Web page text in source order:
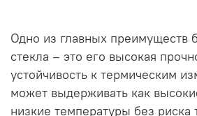
Одно из главных преимуществ
стекла – это его высокая
устойчивость к термическим
может выдерживать как
низкие температуры без риска